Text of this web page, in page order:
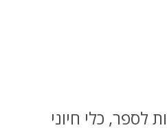
לספר, כלי חיוני